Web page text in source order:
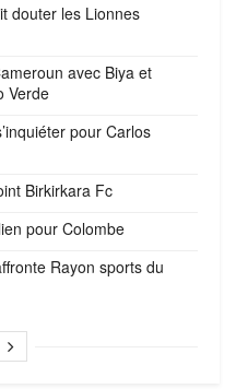
douter les Lionnes
avec Biya et
Verde
pour Carlos
Birkirkara Fc
pour Colombe
Rayon sports du